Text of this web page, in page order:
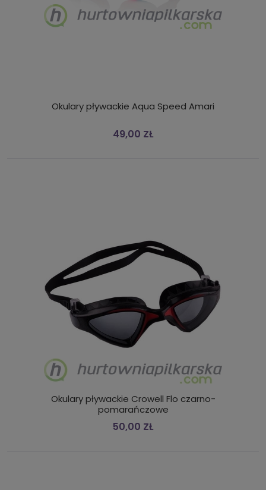
Okulary pływackie Aqua Speed Amari
49,00 ZŁ
Okulary pływackie Crowell Flo czarno-
pomarańczowe
50,00 ZŁ